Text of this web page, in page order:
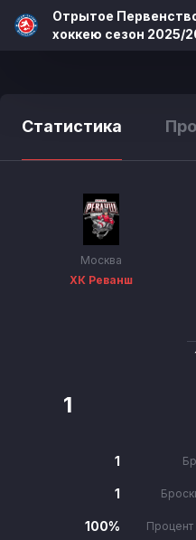
Отрытое
хоккею сезон 2025/
Статистика
Москва
ХК Реванш
1
1
1
100% Процент